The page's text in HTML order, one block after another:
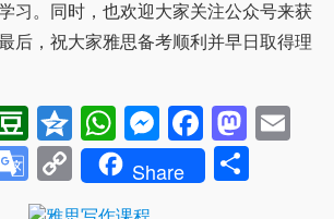
习。同时，也欢迎大家关注公众号来获
后，祝大家雅思备考顺利并早日取得理
SinaDouban
QzoneWhatsApp
Messenger
Google
Translate
Copy
Link
Share